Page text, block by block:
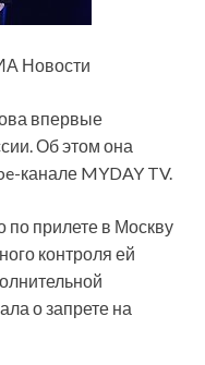
Новости
впервые
Об этом она
канале MYDAY TV.
по прилете в Москву
контроля ей
о запрете на